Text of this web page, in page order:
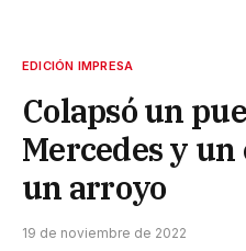
EDICIÓN IMPRESA
Colapsó un
Mercedes y un
un arroyo
19 de noviembre de 2022